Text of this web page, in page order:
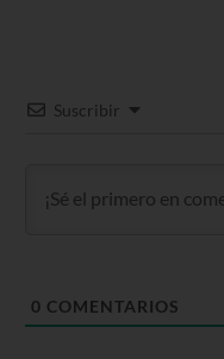
Suscribir
0 COMENTARIOS